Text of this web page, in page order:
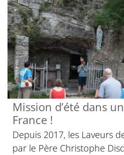
Mission d’été dans
France !
Depuis 2017, les Laveurs
par le Père Christophe